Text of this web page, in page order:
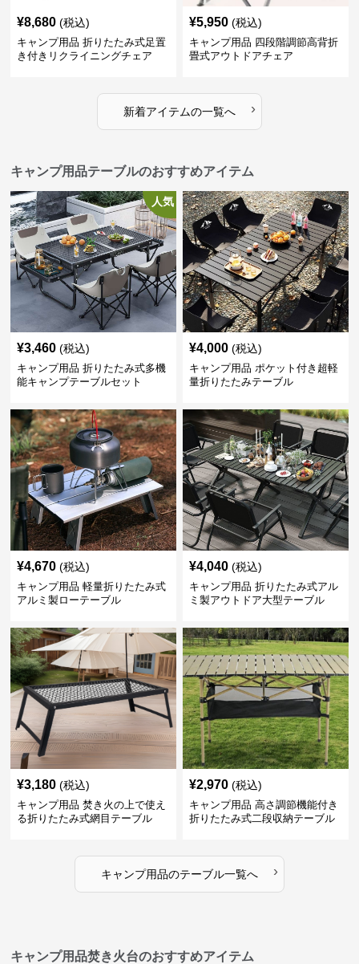
¥8,680 (税込)
キャンプ用品 折りたたみ式足置
き付きリクライニングチェア
¥5,950 (税込)
キャンプ用品 四段階調節高背折
畳式アウトドアチェア
新着アイテムの一覧へ ›
キャンプ用品テーブルのおすすめアイテム
人気
¥3,460 (税込)
キャンプ用品 折りたたみ式多機
能キャンプテーブルセット
¥4,000 (税込)
キャンプ用品 ポケット付き超軽
量折りたたみテーブル
¥4,670 (税込)
キャンプ用品 軽量折りたたみ式
アルミ製ローテーブル
¥4,040 (税込)
キャンプ用品 折りたたみ式アル
ミ製アウトドア大型テーブル
¥3,180 (税込)
キャンプ用品 焚き火の上で使え
る折りたたみ式網目テーブル
¥2,970 (税込)
キャンプ用品 高さ調節機能付き
折りたたみ式二段収納テーブル
キャンプ用品のテーブル一覧へ ›
キャンプ用品焚き火台のおすすめアイテム